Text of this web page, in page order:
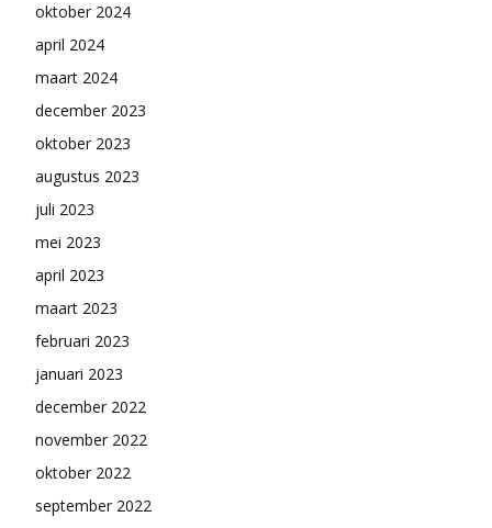
oktober 2024
april 2024
maart 2024
december 2023
oktober 2023
augustus 2023
juli 2023
mei 2023
april 2023
maart 2023
februari 2023
januari 2023
december 2022
november 2022
oktober 2022
september 2022